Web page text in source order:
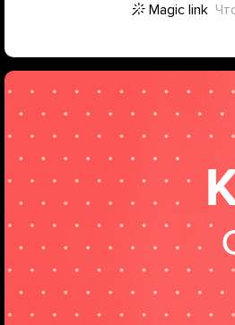
Magic link